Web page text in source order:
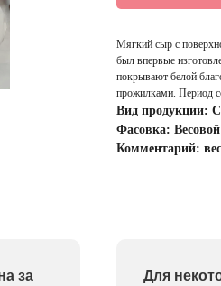
Мягкий сыр с
был впервые
покрывают белой
прожилками. Период
Вид продукции:
Фасовка:
Комментарий:
за
Для